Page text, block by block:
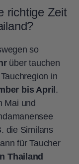
richtige Zeit
so
über tauchen
in
bis April.
Mai und
die Similans
für Taucher
Thailand